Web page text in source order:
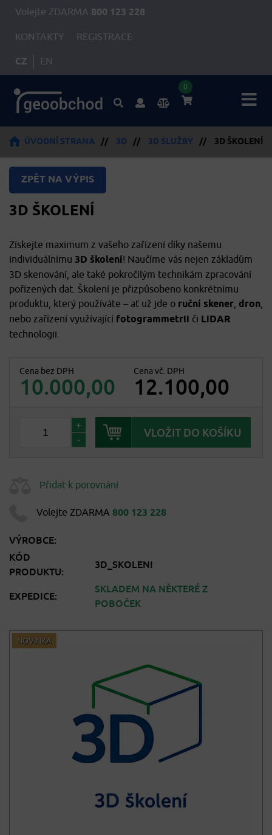
Volejte ZDARMA 800 123 228
KONTAKTY REGISTRACE
CZ EN
0
ÚVODNÍ STRANA // 3D // 3D SLUŽBY // 3D ŠKOLENÍ
ZPĚT NA VÝPIS
NOVINKA
3D ŠKOLENÍ
Získejte maximum z vašeho zařízení díky našemu
individuálnímu 3D školení! Naučíme vás nejen základům
3D skenování, ale také pokročilým technikám zpracování
pořízených dat. Školení je přizpůsobeno konkrétnímu
produktu, který používáte – ať už jde o ruční skener, dron,
nebo zařízení využívající fotogrammetrii či LiDAR
technologii.
Cena bez DPH
10.000,00
Cena vč. DPH
12.100,00
+
-
Přidat k porovnání
Volejte ZDARMA 800 123 228
VÝROBCE:
KÓD
PRODUKTU:
3D_SKOLENI
EXPEDICE:
SKLADEM NA NĚKTERÉ Z
POBOČEK